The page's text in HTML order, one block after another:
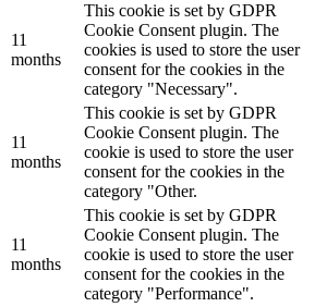
11
months
This cookie is set by GDPR
Cookie Consent plugin. The
cookies is used to store the user
consent for the cookies in the
category "Necessary".
11
months
This cookie is set by GDPR
Cookie Consent plugin. The
cookie is used to store the user
consent for the cookies in the
category "Other.
11
months
This cookie is set by GDPR
Cookie Consent plugin. The
cookie is used to store the user
consent for the cookies in the
category "Performance".